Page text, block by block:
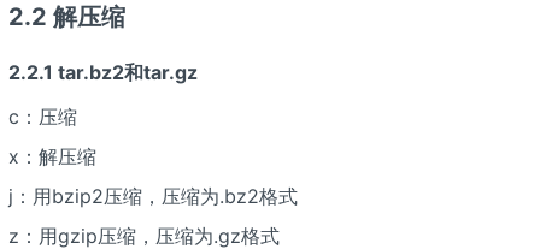
2.2 解压缩
2.2.1 tar.bz2和tar.gz
c：压缩
x：解压缩
j：用bzip2压缩，压缩为.bz2格式
z：用gzip压缩，压缩为.gz格式